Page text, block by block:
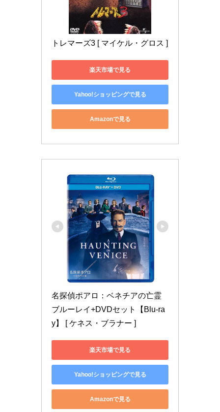
トレマーズ3 [ マイケル・グロス ]
楽天市場で見る
Yahoo!ショッピングで見る
Amazonで見る
名探偵ポアロ：ベネチアの亡霊
ブルーレイ+DVDセット【Blu-ra
y】 [ ケネス・ブラナー ]
楽天市場で見る
Yahoo!ショッピングで見る
Amazonで見る